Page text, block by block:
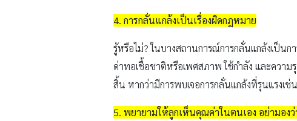
4. การกลั่นแกล้งเป็นเรื่องผิดกฎหมาย
รู้หรือไม่? ในบางสถานการณ์การกลั่นแกล้งเป็น
ด่าทอเชื้อชาติหรือเพศสภาพ ใช้กำลัง และควา
สิ้น หากว่ามีการพบเจอการกลั่นแกล้งที่รุนแรงเ
5. พยายามให้ลูกเห็นคุณค่าในตนเอง อย่ามอง